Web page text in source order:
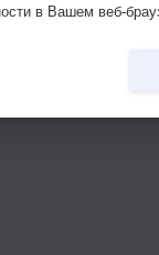
в Вашем веб-